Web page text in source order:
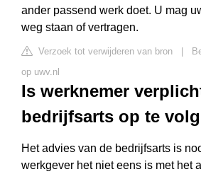
ander passend werk doet. U mag
weg staan of vertragen.
Verzoek tot verwijderen van bron
op uwv.nl
Is werknemer
bedrijfsarts op te
Het advies van de bedrijfsarts is
werkgever het niet eens is met het